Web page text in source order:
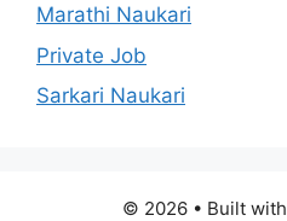
Marathi Naukari
Private Job
Sarkari Naukari
© 2026 • Built with